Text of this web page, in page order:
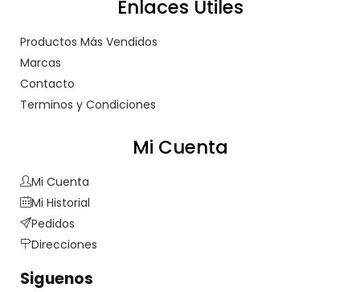
Enlaces Utiles
Productos Más Vendidos
Marcas
Contacto
Terminos y Condiciones
Mi Cuenta
Mi Cuenta
Mi Historial
Pedidos
Direcciones
Siguenos